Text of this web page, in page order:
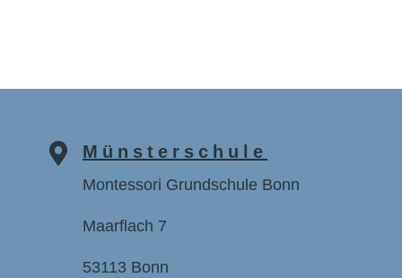
 Münsterschule
Montessori Grundschule Bonn
Maarflach 7
53113 Bonn